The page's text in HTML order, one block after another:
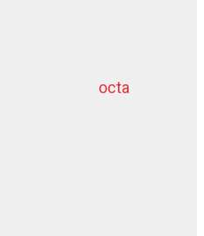
octa
dziļurbums